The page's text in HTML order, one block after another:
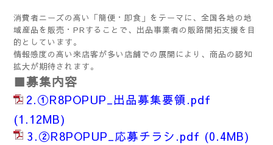
消費者ニーズの高い「簡便・即食」をテーマに、全国各地の地
域産品を販売・PRすることで、出品事業者の販路開拓支援を目
的としています。
情報感度の高い来店客が多い店舗での展開により、商品の認知
拡大が期待されます。
■募集内容
2.①R8POPUP_出品募集要領.pdf
(1.12MB)
3.②R8POPUP_応募チラシ.pdf (0.4MB)